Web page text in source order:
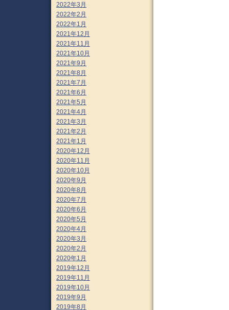
2022年3月
2022年2月
2022年1月
2021年12月
2021年11月
2021年10月
2021年9月
2021年8月
2021年7月
2021年6月
2021年5月
2021年4月
2021年3月
2021年2月
2021年1月
2020年12月
2020年11月
2020年10月
2020年9月
2020年8月
2020年7月
2020年6月
2020年5月
2020年4月
2020年3月
2020年2月
2020年1月
2019年12月
2019年11月
2019年10月
2019年9月
2019年8月